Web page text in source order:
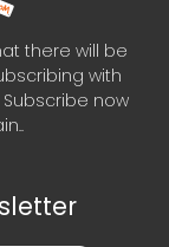
there will be
with
Subscribe now